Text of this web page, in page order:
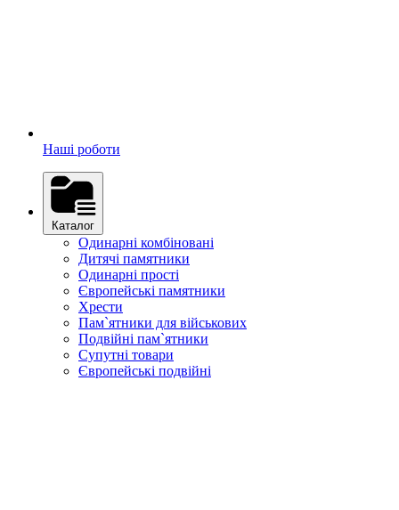
Наші роботи
Каталог
Одинарні комбіновані
Дитячі памятники
Одинарні прості
Європейські памятники
Хрести
Пам`ятники для військових
Подвійні пам`ятники
Супутні товари
Європейські подвійні